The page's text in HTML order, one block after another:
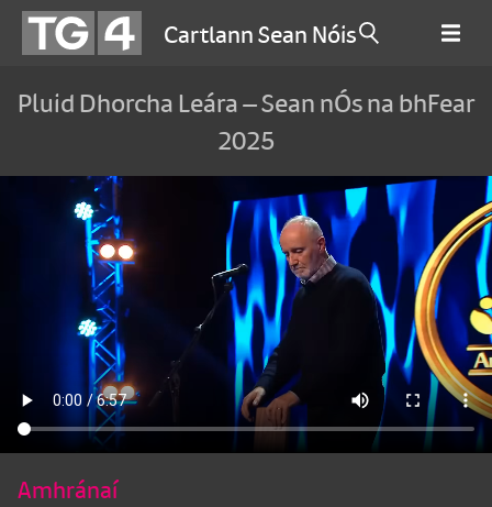
Cartlann Sean Nóis
Pluid Dhorcha Leára – Sean nÓs na bhFear
2025
Amhránaí